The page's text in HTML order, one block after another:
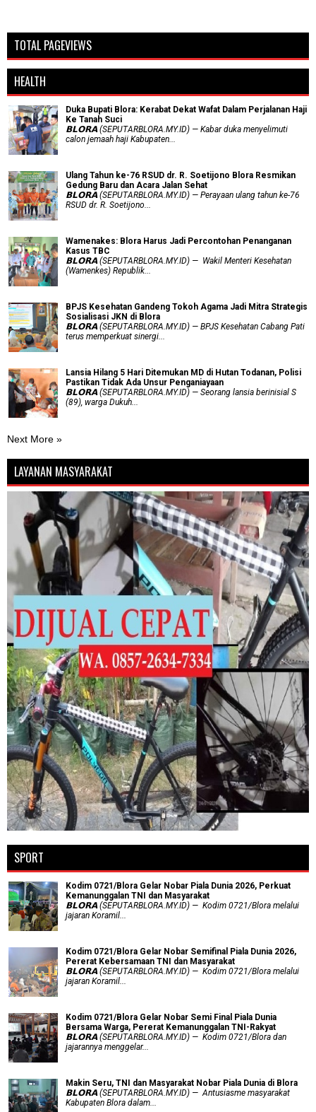
TOTAL PAGEVIEWS
HEALTH
Duka Bupati Blora: Kerabat Dekat Wafat Dalam Perjalanan Haji
Ke Tanah Suci
𝗕𝗟𝗢𝗥𝗔 (SEPUTARBLORA.MY.ID) — Kabar duka menyelimuti
calon jemaah haji Kabupaten...
Ulang Tahun ke-76 RSUD dr. R. Soetijono Blora Resmikan
Gedung Baru dan Acara Jalan Sehat
𝗕𝗟𝗢𝗥𝗔 (SEPUTARBLORA.MY.ID) — Perayaan ulang tahun ke-76
RSUD dr. R. Soetijono...
Wamenakes: Blora Harus Jadi Percontohan Penanganan
Kasus TBC
𝗕𝗟𝗢𝗥𝗔 (SEPUTARBLORA.MY.ID) — Wakil Menteri Kesehatan
(Wamenkes) Republik...
BPJS Kesehatan Gandeng Tokoh Agama Jadi Mitra Strategis
Sosialisasi JKN di Blora
𝗕𝗟𝗢𝗥𝗔 (SEPUTARBLORA.MY.ID) — BPJS Kesehatan Cabang Pati
terus memperkuat sinergi...
Lansia Hilang 5 Hari Ditemukan MD di Hutan Todanan, Polisi
Pastikan Tidak Ada Unsur Penganiayaan
𝗕𝗟𝗢𝗥𝗔 (SEPUTARBLORA.MY.ID) — Seorang lansia berinisial S
(89), warga Dukuh...
Next More »
LAYANAN MASYARAKAT
SPORT
Kodim 0721/Blora Gelar Nobar Piala Dunia 2026, Perkuat
Kemanunggalan TNI dan Masyarakat
𝗕𝗟𝗢𝗥𝗔 (SEPUTARBLORA.MY.ID) — Kodim 0721/Blora melalui
jajaran Koramil...
Kodim 0721/Blora Gelar Nobar Semifinal Piala Dunia 2026,
Pererat Kebersamaan TNI dan Masyarakat
𝗕𝗟𝗢𝗥𝗔 (SEPUTARBLORA.MY.ID) — Kodim 0721/Blora melalui
jajaran Koramil...
Kodim 0721/Blora Gelar Nobar Semi Final Piala Dunia
Bersama Warga, Pererat Kemanunggalan TNI-Rakyat
𝗕𝗟𝗢𝗥𝗔 (SEPUTARBLORA.MY.ID) — Kodim 0721/Blora dan
jajarannya menggelar...
Makin Seru, TNI dan Masyarakat Nobar Piala Dunia di Blora
𝗕𝗟𝗢𝗥𝗔 (SEPUTARBLORA.MY.ID) — Antusiasme masyarakat
Kabupaten Blora dalam...